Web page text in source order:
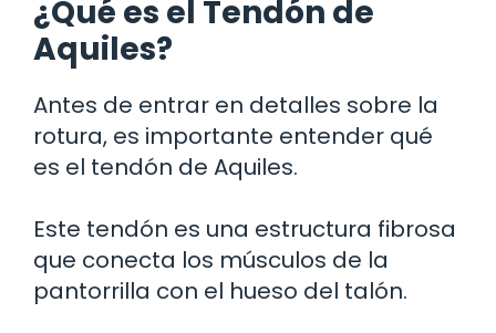
¿Qué es el Tendón de
Aquiles?
Antes de entrar en detalles sobre la
rotura, es importante entender qué
es el tendón de Aquiles.
Este tendón es una estructura fibrosa
que conecta los músculos de la
pantorrilla con el hueso del talón.